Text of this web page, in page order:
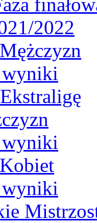
2022
wyniki
wyniki
wyniki